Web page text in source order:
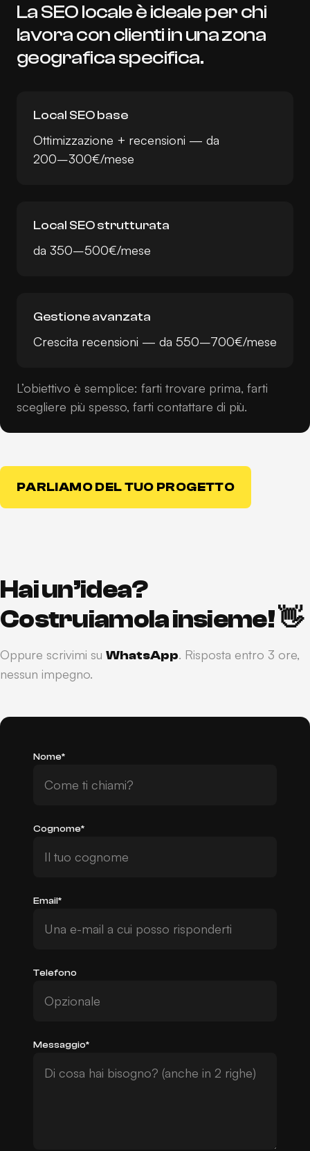
La SEO locale è ideale per chi
lavora con clienti in una zona
geografica specifica.
Local SEO base
Ottimizzazione + recensioni — da
200–300€/mese
Local SEO strutturata
da 350–500€/mese
Gestione avanzata
Crescita recensioni — da 550–700€/mese
L’obiettivo è semplice: farti trovare prima, farti
scegliere più spesso, farti contattare di più.
PARLIAMO DEL TUO PROGETTO
Hai un’idea?
Costruiamola insieme! 👋
Oppure scrivimi su WhatsApp. Risposta entro 3 ore,
nessun impegno.
Nome*
Cognome*
Email*
Telefono
Messaggio*